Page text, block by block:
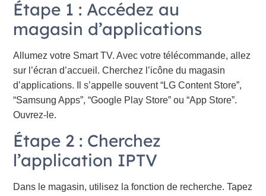
Étape 1 : Accédez au
magasin d’applications
Allumez votre Smart TV. Avec votre télécommande, allez
sur l’écran d’accueil. Cherchez l’icône du magasin
d’applications. Il s’appelle souvent “LG Content Store”,
“Samsung Apps”, “Google Play Store” ou “App Store”.
Ouvrez-le.
Étape 2 : Cherchez
l’application IPTV
Dans le magasin, utilisez la fonction de recherche. Tapez